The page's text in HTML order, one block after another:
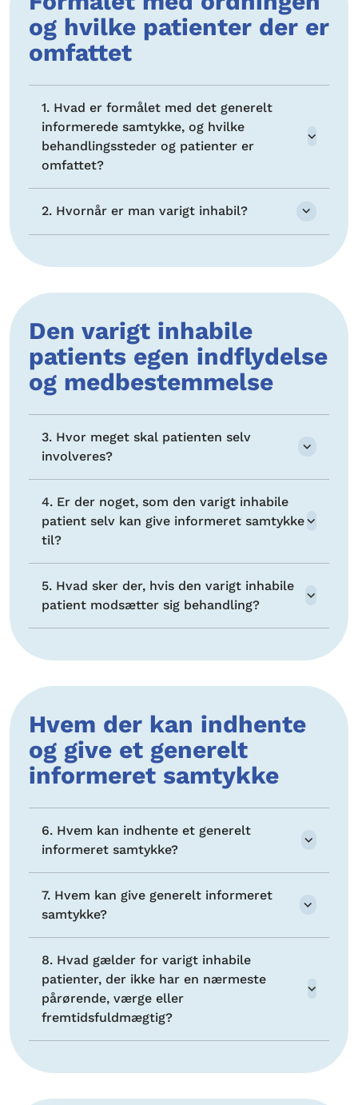
og hvilke patienter der er
omfattet
1. Hvad er formålet med det generelt
informerede samtykke, og hvilke
behandlingssteder og patienter er
omfattet?
2. Hvornår er man varigt inhabil?
Den varigt inhabile
patients egen indflydelse
og medbestemmelse
3. Hvor meget skal patienten selv
involveres?
4. Er der noget, som den varigt inhabile
patient selv kan give informeret samtykke
til?
5. Hvad sker der, hvis den varigt inhabile
patient modsætter sig behandling?
Hvem der kan indhente
og give et generelt
informeret samtykke
6. Hvem kan indhente et generelt
informeret samtykke?
7. Hvem kan give generelt informeret
samtykke?
8. Hvad gælder for varigt inhabile
patienter, der ikke har en nærmeste
pårørende, værge eller
fremtidsfuldmægtig?